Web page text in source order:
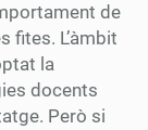
de
fites. L’àmbit
la
docents
Però si